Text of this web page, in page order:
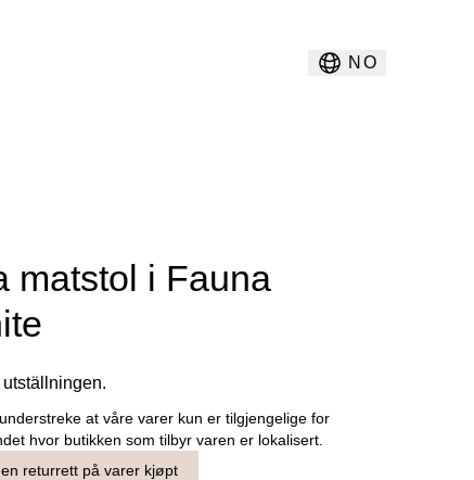
NO
matstol i Fauna
at våre varer kun er tilgjengelige for
hvor butikken som tilbyr varen er lokalisert.
returrett på varer kjøpt